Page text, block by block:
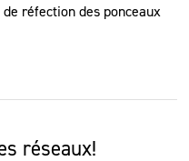
réfection des ponceaux
réseaux!